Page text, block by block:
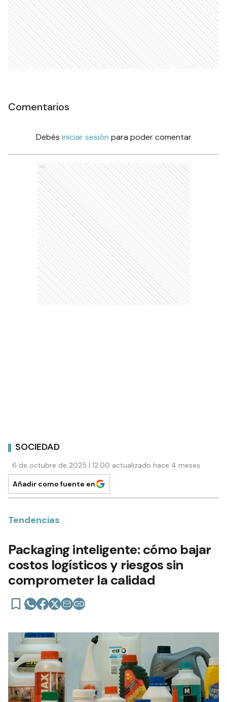
Comentarios
Debés iniciar sesión para poder comentar
Ads
SOCIEDAD
6 de octubre de 2025 | 12:00 actualizado hace 4 meses
Añadir como fuente en
Tendencias
Packaging inteligente: cómo bajar
costos logísticos y riesgos sin
comprometer la calidad